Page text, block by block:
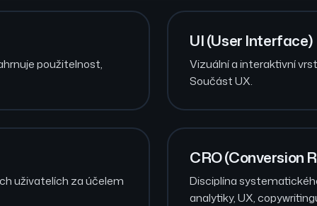
použitelnost,
UI (User Interface)
Vizuální a interaktivní
Součást UX.
uživatelích za účelem
CRO (Conversion
Disciplína
analytiky, UX,